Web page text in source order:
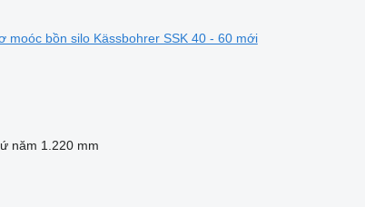
moóc bồn silo Kässbohrer SSK 40 - 60 mới
năm 1.220 mm